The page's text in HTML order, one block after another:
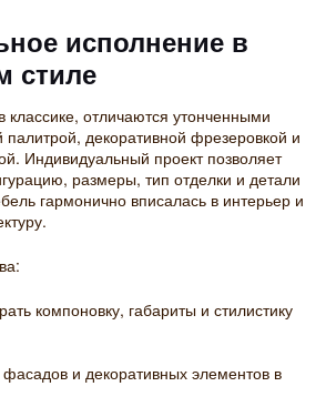
исполнение в
стиле
отличаются утонченными
декоративной фрезеровкой и
Индивидуальный проект позволяет
размеры, тип отделки и детали
гармонично вписалась в интерьер и
компоновку, габариты и стилистику
фасадов и декоративных элементов в